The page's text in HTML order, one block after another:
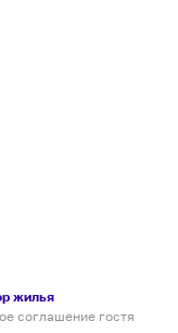
жилья
соглашение гостя